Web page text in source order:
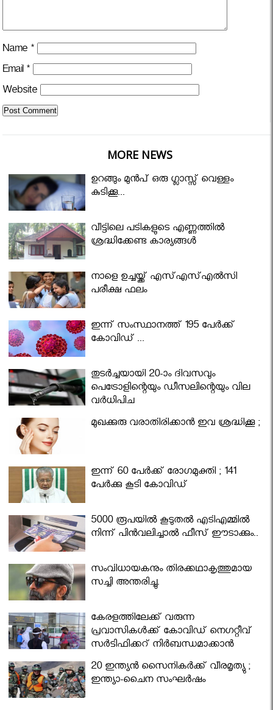
Name *
Email *
Website
MORE NEWS
ഉറങ്ങും മുന്‍പ് ഒരു ഗ്ലാസ്സ് വെള്ളം
കുടിക്കൂ...
വീട്ടിലെ പടികളുടെ എണ്ണത്തിൽ
ശ്രദ്ധിക്കേണ്ട കാര്യങ്ങൾ
നാളെ ഉച്ചയ്ക്ക് എസ്എസ്എല്‍സി
പരീക്ഷ ഫലം
ഇന്ന് സംസ്ഥാനത്ത് 195 പേര്‍ക്ക്
കോവിഡ് ...
തുടർച്ചയായി 20-ാം ദിവസവും
പെട്രോളിന്റെയും ഡീസലിന്റെയും വില
വര്‍ധിപ്പിച്ചു
മുഖക്കുരു വരാതിരിക്കാന്‍ ഇവ ശ്രദ്ധിക്കൂ ;
ഇന്ന് 60 പേർക്ക് രോഗമുക്തി ; 141
പേര്‍ക്കു കൂടി കോവിഡ്
5000 രൂപയിൽ കൂടുതൽ എടിഎമ്മിൽ
നിന്ന് പിൻവലിച്ചാൽ ഫീസ് ഈടാക്കും..
സംവിധായകനും തിരക്കഥാകൃത്തുമായ
സച്ചി അന്തരിച്ചു.
കേരളത്തിലേക്ക് വരുന്ന
പ്രവാസികള്‍ക്ക് കോവിഡ് നെഗറ്റീവ്
സര്‍ട്ടിഫിക്കറ്റ് നിർബന്ധമാക്കാൻ
മന്ത്രിസഭ
20 ഇന്ത്യൻ സൈനികർക്ക് വീരമൃത്യു ;
ഇന്ത്യാ-ചൈന സംഘർഷം